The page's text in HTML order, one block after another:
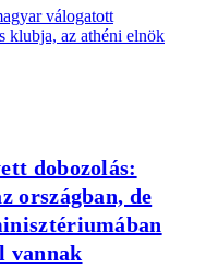
válogatott
klubja, az athéni elnök
dobozolás:
országban, de
vannak